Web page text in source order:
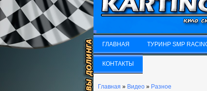
ГЛАВНАЯ
ГЛАВНАЯ
ТУРИНР SMP
КОНТАКТЫ
КОНТАКТЫ
Главная » Видео » Разное